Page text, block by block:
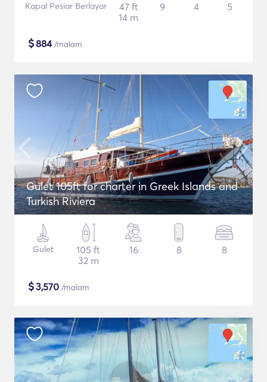
Kapal Pesiar Berlayar
47 ft
14 m
9 4 5
$884/malam
Gulet 105ft for charter in Greek Islands and
Turkish Riviera
Gulet
105 ft
32 m
16 8 8
$3,570 /malam